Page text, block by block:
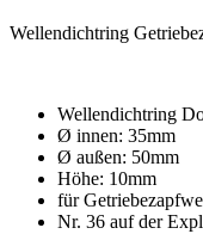
Wellendichtring
Wellendichtring
Ø innen: 35mm
Ø außen: 50mm
Höhe: 10mm
für
Nr. 36 auf der